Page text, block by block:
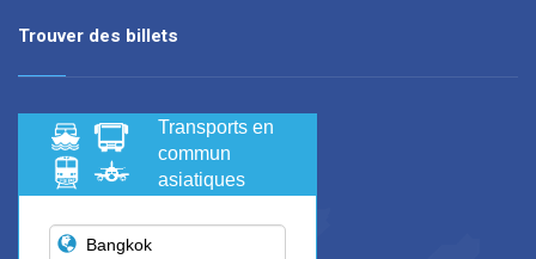
Trouver des billets
Transports en
commun
asiatiques